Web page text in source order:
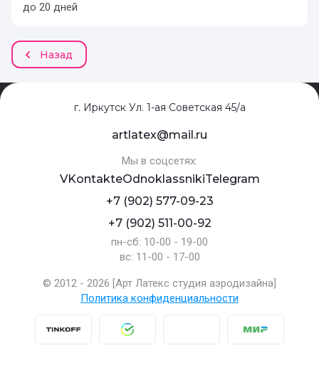
до 20 дней
Назад
г. Иркутск Ул. 1-ая Советская 45/а
artlatex@mail.ru
Мы в соцсетях:
VKontakteOdnoklassnikiTelegram
+7 (902) 577-09-23
+7 (902) 511-00-92
пн-сб: 10-00 - 19-00
вс: 11-00 - 17-00
© 2012 - 2026 [Арт Латекс студия аэродизайна]
Политика конфиденциальности